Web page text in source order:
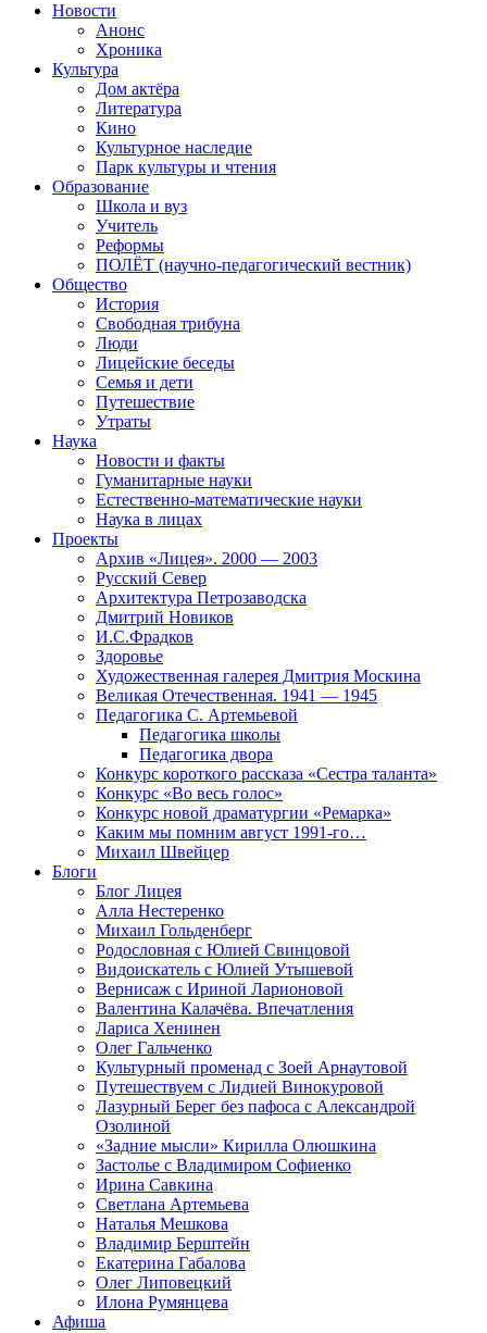
Новости
Анонс
Хроника
Культура
Дом актёра
Литература
Кино
Культурное наследие
Парк культуры и чтения
Образование
Школа и вуз
Учитель
Реформы
ПОЛЁТ (научно-педагогический вестник)
Общество
История
Свободная трибуна
Люди
Лицейские беседы
Семья и дети
Путешествие
Утраты
Наука
Новости и факты
Гуманитарные науки
Естественно-математические науки
Наука в лицах
Проекты
Архив «Лицея». 2000 — 2003
Русский Север
Архитектура Петрозаводска
Дмитрий Новиков
И.С.Фрадков
Здоровье
Художественная галерея Дмитрия Москина
Великая Отечественная. 1941 — 1945
Педагогика С. Артемьевой
Педагогика школы
Педагогика двора
Конкурс короткого рассказа «Сестра таланта»
Конкурс «Во весь голос»
Конкурс новой драматургии «Ремарка»
Каким мы помним август 1991-го…
Михаил Швейцер
Блоги
Блог Лицея
Алла Нестеренко
Михаил Гольденберг
Родословная с Юлией Свинцовой
Видоискатель с Юлией Утышевой
Вернисаж с Ириной Ларионовой
Валентина Калачёва. Впечатления
Лариса Хенинен
Олег Гальченко
Культурный променад с Зоей Арнаутовой
Путешествуем с Лидией Винокуровой
Лазурный Берег без пафоса с Александрой
Озолиной
«Задние мысли» Кирилла Олюшкина
Застолье с Владимиром Софиенко
Ирина Савкина
Светлана Артемьева
Наталья Мешкова
Владимир Берштейн
Екатерина Габалова
Олег Липовецкий
Илона Румянцева
Афиша